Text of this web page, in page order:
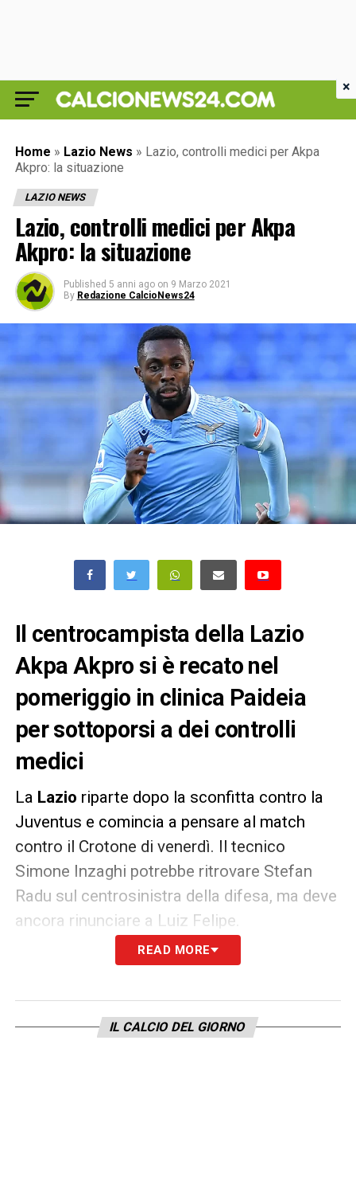
Home » Lazio News » Lazio, controlli medici per Akpa
Akpro: la situazione
LAZIO NEWS
Lazio, controlli medici per Akpa
Akpro: la situazione
Published 5 anni ago on 9 Marzo 2021
By Redazione CalcioNews24
Il centrocampista della Lazio
Akpa Akpro si è recato nel
pomeriggio in clinica Paideia
per sottoporsi a dei controlli
medici
La Lazio riparte dopo la sconfitta contro la
Juventus e comincia a pensare al match
contro il Crotone di venerdì. Il tecnico
Simone Inzaghi potrebbe ritrovare Stefan
Radu sul centrosinistra della difesa, ma deve
ancora rinunciare a Luiz Felipe.
Akpa Akprosi è recato nel
READ MORE
IL CALCIO DEL GIORNO
×